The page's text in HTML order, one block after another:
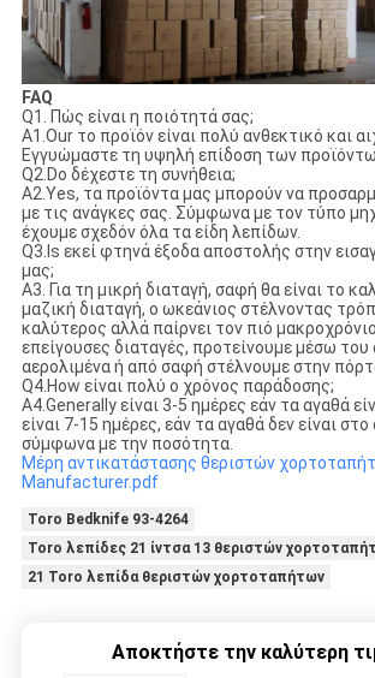
FAQ
Q1. Πώς είναι η ποιότητά σας;
A1.Our το προϊόν είναι πολύ ανθεκτικό και
Εγγυώμαστε τη υψηλή επίδοση των
Q2.Do δέχεστε τη συνήθεια;
A2.Yes, τα προϊόντα μας μπορούν να
με τις ανάγκες σας. Σύμφωνα με τον τύπο
έχουμε σχεδόν όλα τα είδη λεπίδων.
Q3.Is εκεί φτηνά έξοδα αποστολής στην
μας;
A3. Για τη μικρή διαταγή, σαφή θα είναι το
μαζική διαταγή, ο ωκεάνιος στέλνοντας
καλύτερος αλλά παίρνει τον πιό
επείγουσες διαταγές, προτείνουμε μέσω του
αερολιμένα ή από σαφή στέλνουμε στην
Q4.How είναι πολύ ο χρόνος παράδοσης;
A4.Generally είναι 3-5 ημέρες εάν τα αγαθά
είναι 7-15 ημέρες, εάν τα αγαθά δεν είναι στο
σύμφωνα με την ποσότητα.
Μέρη αντικατάστασης θεριστών
Manufacturer.pdf
Toro Bedknife 93-4264
Toro λεπίδες 21 ίντσα 13 θεριστών
21 Toro λεπίδα θεριστών χορτοταπήτων
Αποκτήστε την καλύτερη